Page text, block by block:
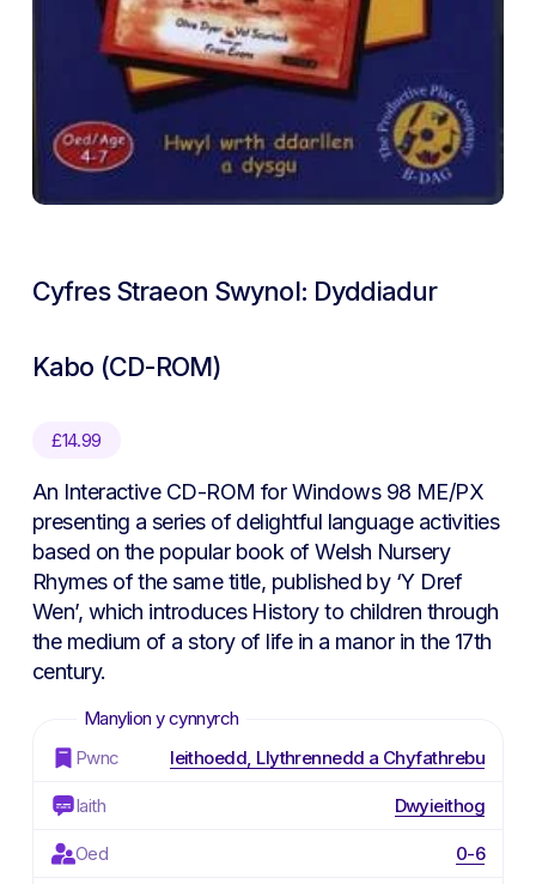
Cyfres Straeon Swynol: Dyddiadur
Kabo (CD-ROM)
£14.99
An Interactive CD-ROM for Windows 98 ME/PX
presenting a series of delightful language activities
based on the popular book of Welsh Nursery
Rhymes of the same title, published by ‘Y Dref
Wen’, which introduces History to children through
the medium of a story of life in a manor in the 17th
century.
Pwnc Ieithoedd, Llythrennedd a Chyfathrebu
Iaith Dwyieithog
Oed 0-6